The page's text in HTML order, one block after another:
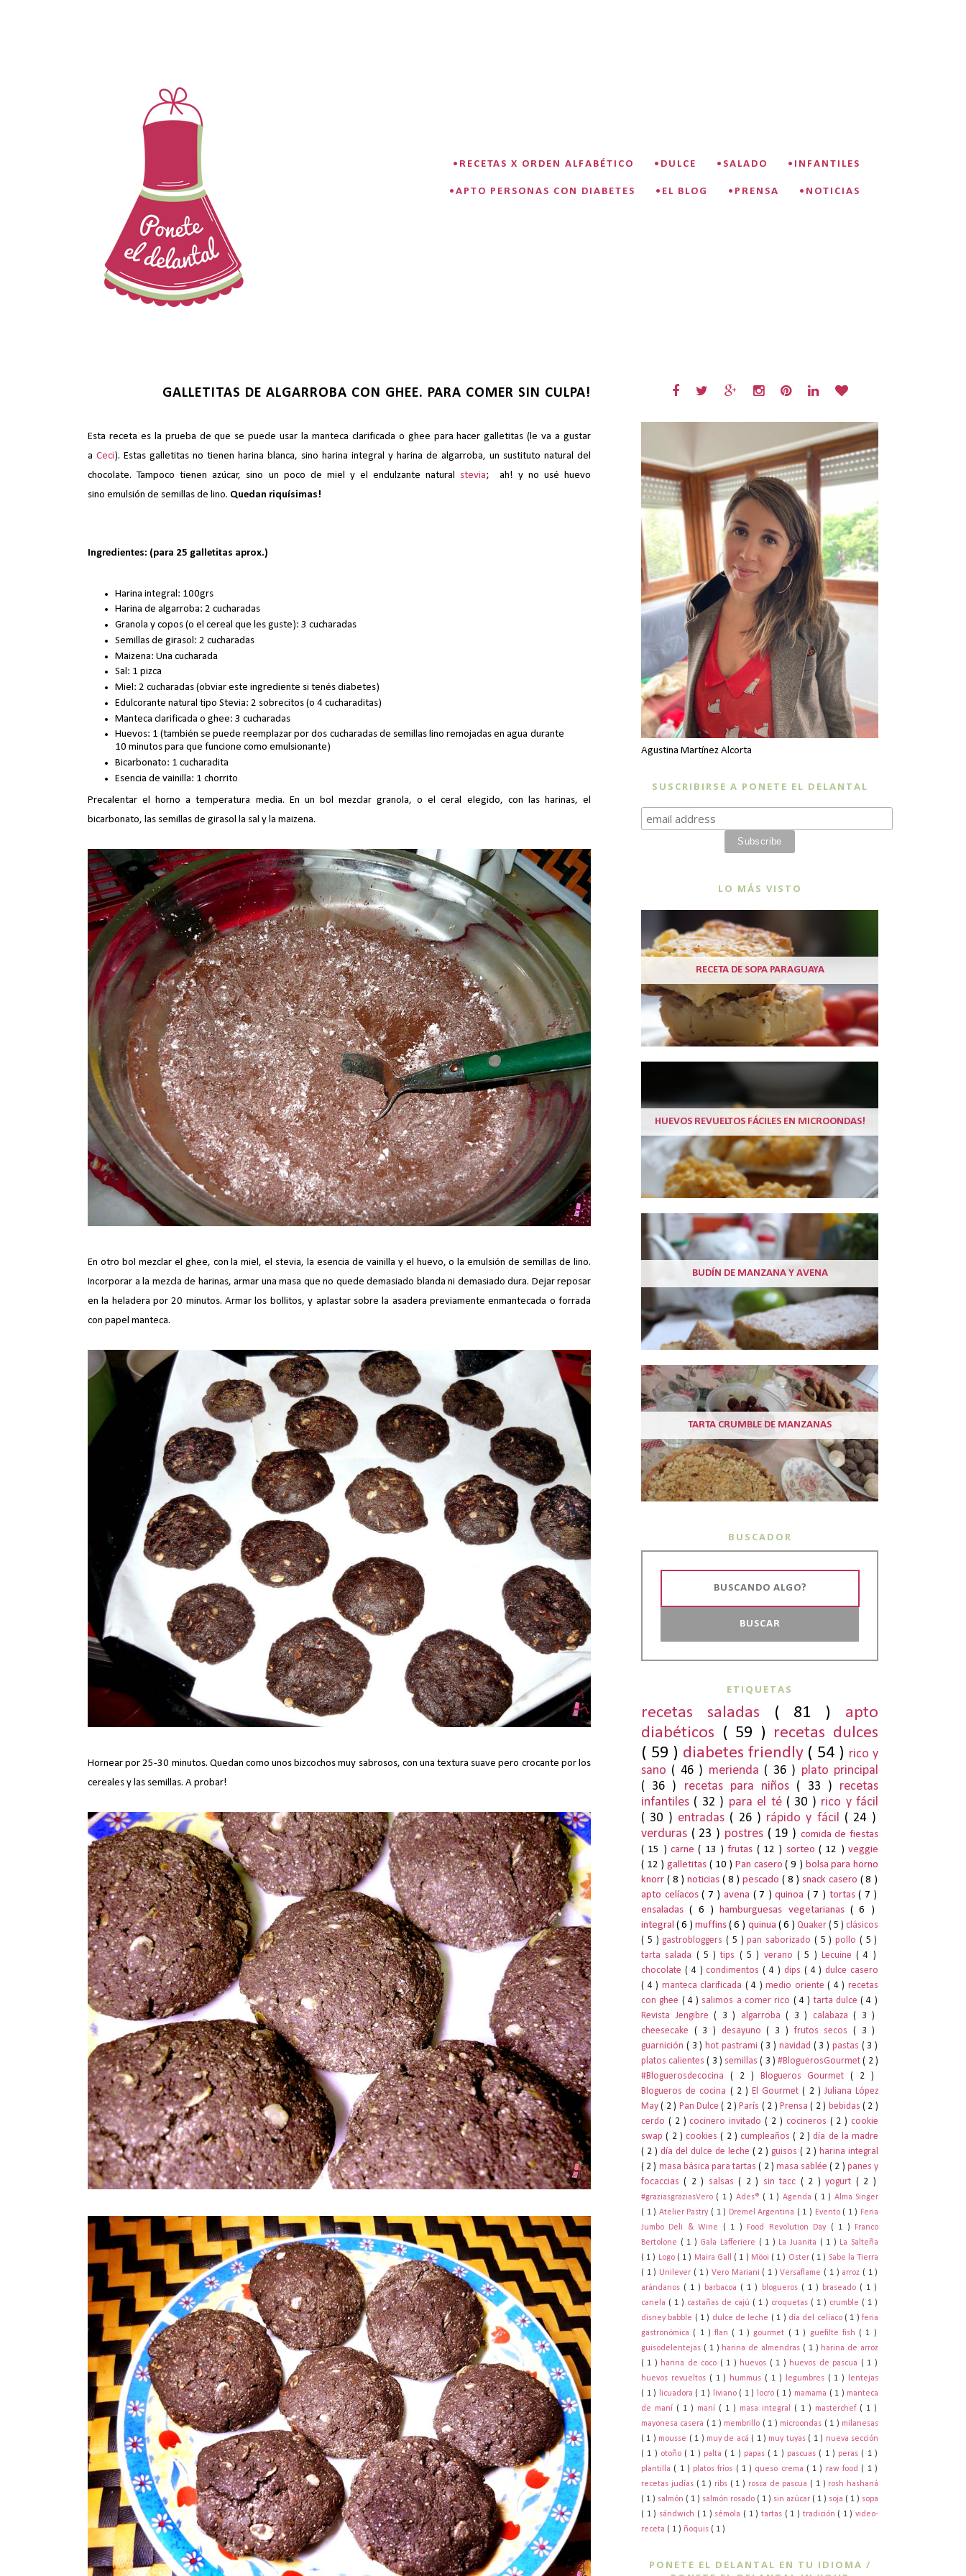
•RECETAS X ORDEN ALFABÉTICO •DULCE •SALADO •INFANTILES
•APTO PERSONAS CON DIABETES •EL BLOG •PRENSA •NOTICIAS
GALLETITAS DE ALGARROBA CON GHEE. PARA COMER SIN CULPA!
Esta receta es la prueba de que se puede usar la manteca clarificada o ghee para hacer galletitas (le va a gustar
a Ceci). Estas galletitas no tienen harina blanca, sino harina integral y harina de algarroba, un sustituto natural del
chocolate. Tampoco tienen azúcar, sino un poco de miel y el endulzante natural stevia; ah! y no usé huevo
sino emulsión de semillas de lino. Quedan riquísimas!
Ingredientes: (para 25 galletitas aprox.)
Harina integral: 100grs
Harina de algarroba: 2 cucharadas
Granola y copos (o el cereal que les guste): 3 cucharadas
Semillas de girasol: 2 cucharadas
Maizena: Una cucharada
Sal: 1 pizca
Miel: 2 cucharadas (obviar este ingrediente si tenés diabetes)
Edulcorante natural tipo Stevia: 2 sobrecitos (o 4 cucharaditas)
Manteca clarificada o ghee: 3 cucharadas
Huevos: 1 (también se puede reemplazar por dos cucharadas de semillas lino remojadas en agua durante
10 minutos para que funcione como emulsionante)
Bicarbonato: 1 cucharadita
Esencia de vainilla: 1 chorrito
Precalentar el horno a temperatura media. En un bol mezclar granola, o el ceral elegido, con las harinas, el
bicarbonato, las semillas de girasol la sal y la maizena.
En otro bol mezclar el ghee, con la miel, el stevia, la esencia de vainilla y el huevo, o la emulsión de semillas de lino.
Incorporar a la mezcla de harinas, armar una masa que no quede demasiado blanda ni demasiado dura. Dejar reposar
en la heladera por 20 minutos. Armar los bollitos, y aplastar sobre la asadera previamente enmantecada o forrada
con papel manteca.
Hornear por 25-30 minutos. Quedan como unos bizcochos muy sabrosos, con una textura suave pero crocante por los
cereales y las semillas. A probar!
Agustina Martínez Alcorta
SUSCRIBIRSE A PONETE EL DELANTAL
LO MÁS VISTO
RECETA DE SOPA PARAGUAYA
HUEVOS REVUELTOS FÁCILES EN MICROONDAS!
BUDÍN DE MANZANA Y AVENA
TARTA CRUMBLE DE MANZANAS
BUSCADOR
ETIQUETAS
recetas saladas ( 81 ) apto
diabéticos ( 59 ) recetas dulces
( 59 ) diabetes friendly ( 54 ) rico y
sano ( 46 ) merienda ( 36 ) plato principal
( 36 ) recetas para niños ( 33 ) recetas
infantiles ( 32 ) para el té ( 30 ) rico y fácil
( 30 ) entradas ( 26 ) rápido y fácil ( 24 )
verduras ( 23 ) postres ( 19 ) comida de fiestas
( 15 ) carne( 13 )frutas ( 12 ) sorteo( 12 )veggie
( 12 )galletitas ( 10 )Pan casero( 9 ) bolsa para horno
knorr ( 8 )noticias ( 8 )pescado ( 8 ) snack casero ( 8 )
apto celíacos( 7 ) avena ( 7 )quinoa ( 7 ) tortas( 7 )
ensaladas( 6 )hamburguesas vegetarianas( 6 )
integral( 6 )muffins( 6 ) quinua ( 6 ) Quaker ( 5 ) clásicos
( 5 ) gastrobloggers ( 5 )pan saborizado ( 5 ) pollo ( 5 )
tarta salada ( 5 )tips ( 5 ) verano ( 5 ) Lecuine( 4 )
chocolate ( 4 )condimentos( 4 ) dips ( 4 )dulce casero
( 4 ) manteca clarificada ( 4 )medio oriente( 4 )recetas
con ghee ( 4 ) salimos a comer rico ( 4 )tarta dulce( 4 )
Revista Jengibre( 3 ) algarroba( 3 ) calabaza( 3 )
cheesecake ( 3 ) desayuno( 3 )frutos secos ( 3 )
guarnición ( 3 ) hot pastrami ( 3 ) navidad ( 3 ) pastas ( 3 )
platos calientes( 3 ) semillas( 3 )#BloguerosGourmet( 2 )
#Bloguerosdecocina ( 2 ) Blogueros Gourmet( 2 )
Blogueros de cocina ( 2 ) El Gourmet( 2 ) Juliana López
May( 2 ) Pan Dulce( 2 ) París ( 2 ) Prensa( 2 ) bebidas ( 2 )
cerdo ( 2 )cocinero invitado( 2 ) cocineros ( 2 )cookie
swap( 2 )cookies( 2 )cumpleaños( 2 )día de la madre
( 2 ) día del dulce de leche ( 2 ) guisos( 2 ) harina integral
( 2 ) masa básica para tartas( 2 ) masa sablée( 2 ) panes y
focaccias( 2 ) salsas( 2 ) sin tacc ( 2 )yogurt ( 2 )
#graziasgraziasVero ( 1 ) Ades® ( 1 ) Agenda ( 1 ) Alma Singer
( 1 ) Atelier Pastry ( 1 ) Dremel Argentina ( 1 ) Evento ( 1 ) Feria
Jumbo Deli & Wine ( 1 ) Food Revolution Day ( 1 )
Franco
Bertolone ( 1 ) Gala Lafferiere ( 1 ) La Juanita ( 1 ) La Salteña
( 1 ) Logo ( 1 ) Maira Gall ( 1 ) Möoi ( 1 ) Oster ( 1 ) Sabe la Tierra
( 1 ) Unilever ( 1 ) Vero Mariani ( 1 )Versaflame ( 1 ) arroz ( 1 )
arándanos ( 1 ) barbacoa ( 1 ) blogueros ( 1 ) braseado ( 1 )
canela ( 1 ) castañas de cajú ( 1 ) croquetas ( 1 ) crumble ( 1 )
disney babble ( 1 ) dulce de leche ( 1 ) día del celíaco ( 1 )feria
gastronómica ( 1 )flan ( 1 )gourmet ( 1 ) guefilte fish ( 1 )
guisodelentejas ( 1 ) harina de almendras ( 1 ) harina de arroz
( 1 ) harina de coco ( 1 ) huevos ( 1 ) huevos de pascua ( 1 )
huevos revueltos ( 1 ) hummus ( 1 ) legumbres ( 1 )
lentejas
( 1 )
licuadora ( 1 ) liviano ( 1 ) locro ( 1 ) mamama ( 1 ) manteca
de maní ( 1 ) maní ( 1 ) masa integral ( 1 ) masterchef ( 1 )
mayonesa casera ( 1 ) membrillo ( 1 ) microondas ( 1 ) milanesas
( 1 ) mousse ( 1 ) muy de acá ( 1 ) muy tuyas ( 1 ) nueva sección
( 1 ) otoño ( 1 ) palta ( 1 ) papas ( 1 ) pascuas ( 1 ) peras ( 1 )
plantilla ( 1 ) platos fríos ( 1 ) queso crema ( 1 ) raw food ( 1 )
recetas judías ( 1 ) ribs ( 1 ) rosca de pascua ( 1 ) rosh hashaná
( 1 ) salmón ( 1 ) salmón rosado ( 1 ) sin azúcar ( 1 ) soja ( 1 ) sopa
( 1 ) sándwich ( 1 ) sémola ( 1 ) tartas ( 1 ) tradición ( 1 )video-
receta ( 1 ) ñoquis ( 1 )
PONETE EL DELANTAL EN TU IDIOMA /